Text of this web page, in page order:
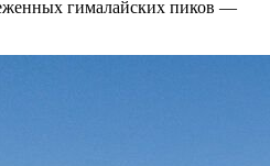
гималайских пиков —